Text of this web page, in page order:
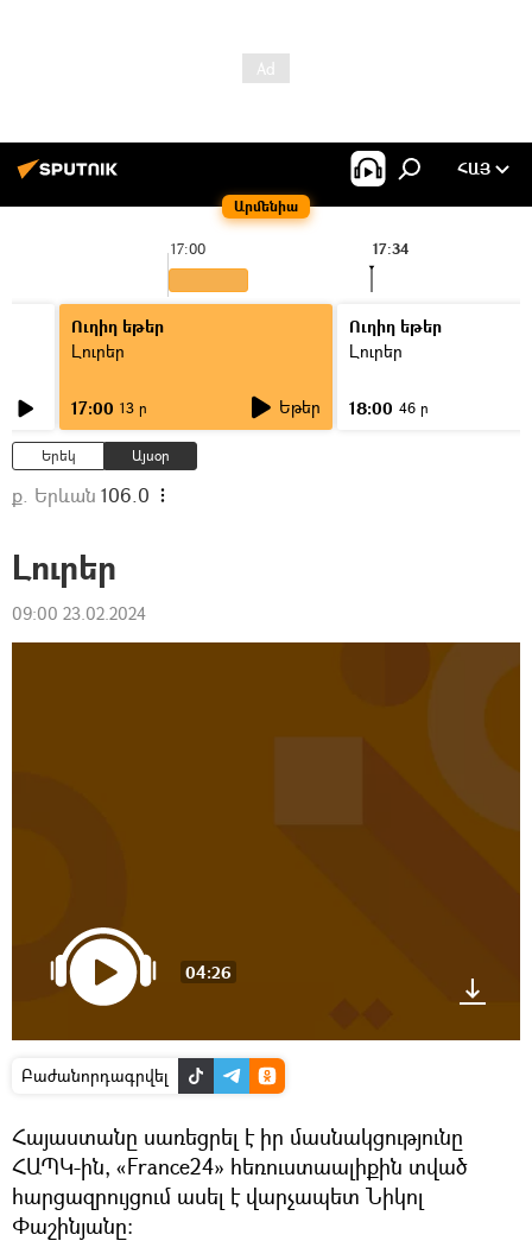
Արմենիա
ՀԱՅ
17:00 17:34
Ուղիղ եթեր
Լուրեր
17:00 13 ր Եթեր
Ուղիղ եթեր
Լուրեր
18:00 46 ր
Երեկ Այսօր
ք. Երևան 106.0
Լուրեր
09:00 23.02.2024
04:26
Բաժանորդագրվել
Հայաստանը սառեցրել է իր մասնակցությունը
ՀԱՊԿ-ին, «France24» հեռուստաալիքին տված
հարցազրույցում ասել է վարչապետ Նիկոլ
Փաշինյանը։